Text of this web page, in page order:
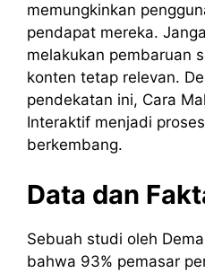
memungkinkan
pendapat mereka.
melakukan pembaruan
konten tetap relevan.
pendekatan ini, Cara
Interaktif menjadi
berkembang.
Data dan
Sebuah studi oleh
bahwa 93% pemasar